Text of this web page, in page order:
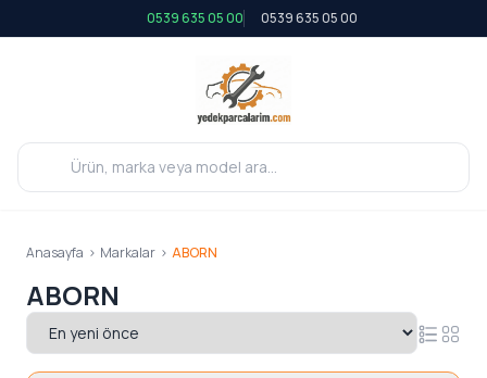
0539 635 05 00 0539 635 05 00
Anasayfa > Markalar > ABORN
ABORN